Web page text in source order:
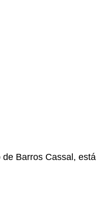
Barros Cassal, está